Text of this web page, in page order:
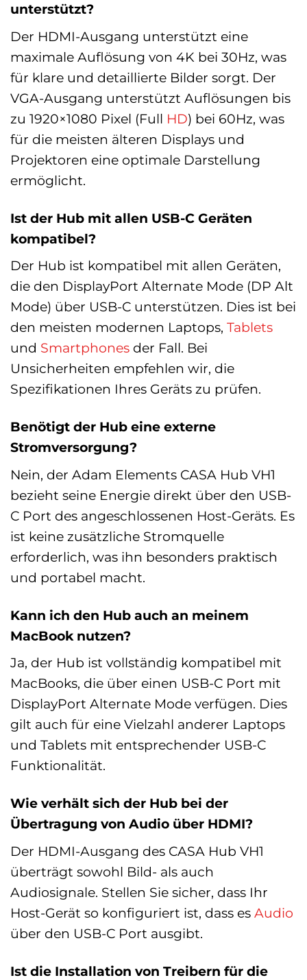
unterstützt?
Der HDMI-Ausgang unterstützt eine
maximale Auflösung von 4K bei 30Hz, was
für klare und detaillierte Bilder sorgt. Der
VGA-Ausgang unterstützt Auflösungen bis
zu 1920×1080 Pixel (Full HD) bei 60Hz, was
für die meisten älteren Displays und
Projektoren eine optimale Darstellung
ermöglicht.
Ist der Hub mit allen USB-C Geräten
kompatibel?
Der Hub ist kompatibel mit allen Geräten,
die den DisplayPort Alternate Mode (DP Alt
Mode) über USB-C unterstützen. Dies ist bei
den meisten modernen Laptops, Tablets
und Smartphones der Fall. Bei
Unsicherheiten empfehlen wir, die
Spezifikationen Ihres Geräts zu prüfen.
Benötigt der Hub eine externe
Stromversorgung?
Nein, der Adam Elements CASA Hub VH1
bezieht seine Energie direkt über den USB-
C Port des angeschlossenen Host-Geräts. Es
ist keine zusätzliche Stromquelle
erforderlich, was ihn besonders praktisch
und portabel macht.
Kann ich den Hub auch an meinem
MacBook nutzen?
Ja, der Hub ist vollständig kompatibel mit
MacBooks, die über einen USB-C Port mit
DisplayPort Alternate Mode verfügen. Dies
gilt auch für eine Vielzahl anderer Laptops
und Tablets mit entsprechender USB-C
Funktionalität.
Wie verhält sich der Hub bei der
Übertragung von Audio über HDMI?
Der HDMI-Ausgang des CASA Hub VH1
überträgt sowohl Bild- als auch
Audiosignale. Stellen Sie sicher, dass Ihr
Host-Gerät so konfiguriert ist, dass es Audio
über den USB-C Port ausgibt.
Ist die Installation von Treibern für die